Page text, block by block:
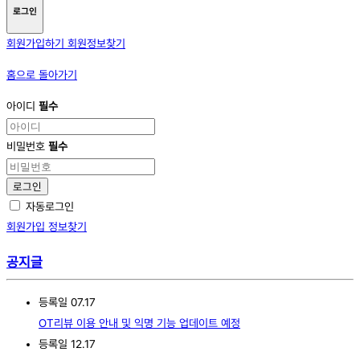
로그인
회원가입하기 회원정보찾기
홈으로 돌아가기
아이디 필수
비밀번호 필수
로그인
자동로그인
회원가입 정보찾기
공지글
등록일 07.17
OT리뷰 이용 안내 및 익명 기능 업데이트 예정
등록일 12.17